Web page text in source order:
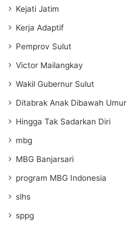
Kejati Jatim
Kerja Adaptif
Pemprov Sulut
Victor Mailangkay
Wakil Gubernur Sulut
Ditabrak Anak Dibawah Umur
Hingga Tak Sadarkan Diri
mbg
MBG Banjarsari
program MBG Indonesia
slhs
sppg